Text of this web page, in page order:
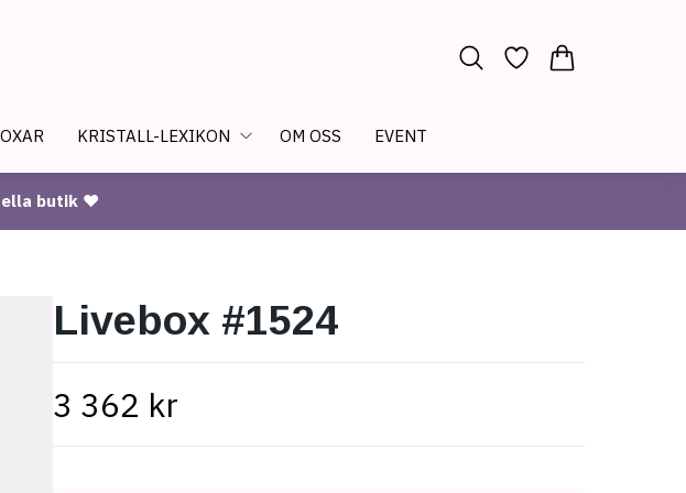
KRISTALL-LEXIKON OM OSS EVENT
butik ♥
Livebox #1524
3 362 kr